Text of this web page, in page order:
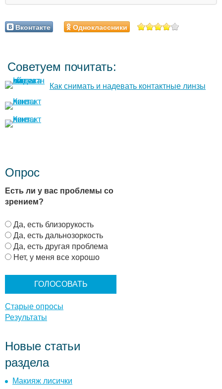
Вконтакте Одноклассники
Советуем почитать:
Как снимать и надевать контактные линзы
Опрос
Есть ли у вас проблемы со
зрением?
В
а
р
и
Да, есть близорукость
Да, есть дальнозоркость
Да, есть другая проблема
Нет, у меня все хорошо
Старые опросы
Результаты
Новые статьи
раздела
Макияж лисички